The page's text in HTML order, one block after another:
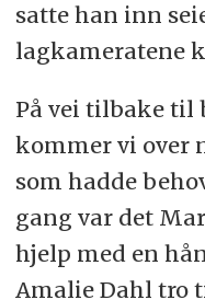
satte han inn
lagkameratene
På vei tilbake
kommer vi over
som hadde
gang var det
hjelp med en
Amalie Dahl tro